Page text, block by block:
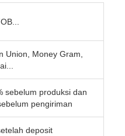
Union, Money Gram,
sebelum produksi dan
pengiriman
deposit